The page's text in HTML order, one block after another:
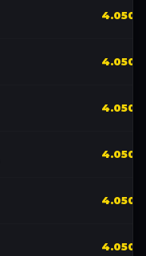
4.050
4.050
4.050
4.050
4.050
4.050